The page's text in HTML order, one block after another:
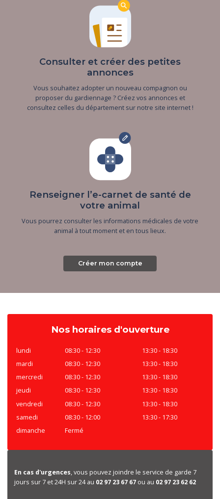
Consulter et créer des petites
annonces
Vous souhaitez adopter un nouveau compagnon ou
proposer du gardiennage ? Créez vos annonces et
consultez celles du département sur notre site internet !
Renseigner l’e-carnet de santé de
votre animal
Vous pourrez consulter les informations médicales de votre
animal à tout moment et en tous lieux.
Créer mon compte
Nos horaires d'ouverture
lundi 08:30 - 12:30
13:30 - 18:30
mardi
08:30 - 12:30
13:30 - 18:30
mercredi
08:30 - 12:30
13:30 - 18:30
jeudi
08:30 - 12:30
13:30 - 18:30
vendredi
08:30 - 12:30
13:30 - 18:30
samedi
08:30 - 12:00
13:30 - 17:30
dimanche
Fermé
En cas d'urgences, vous pouvez joindre le service de garde 7
jours sur 7 et 24H sur 24 au 02 97 23 67 67 ou au 02 97 23 62 62